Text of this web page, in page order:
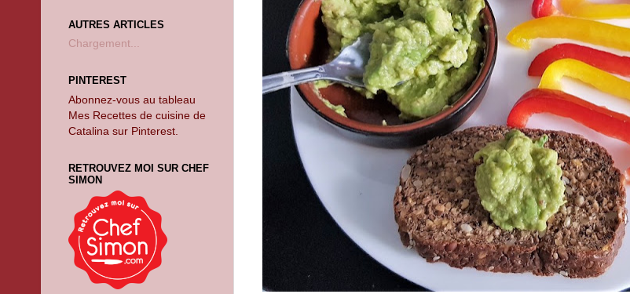
AUTRES ARTICLES
Chargement...
PINTEREST
Abonnez-vous au tableau
Mes Recettes de cuisine de
Catalina sur Pinterest.
RETROUVEZ MOI SUR CHEF
SIMON